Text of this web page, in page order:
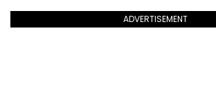
ADVERTISEMENT